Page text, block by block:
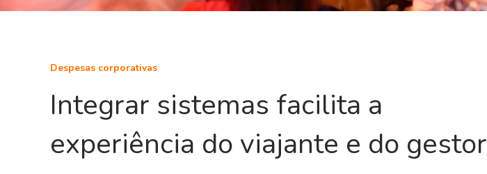
Despesas corporativas
Integrar sistemas facilita a
experiência do viajante e do gestor